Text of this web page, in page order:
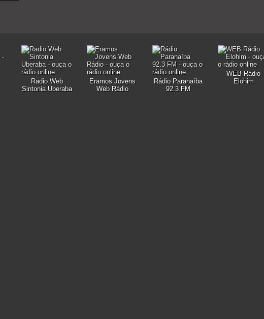
Radio Web
Sintonia Uberaba
Eramos Jovens
Web Rádio
Rádio Paranaíba
92.3 FM
WEB Rádio
Elohim